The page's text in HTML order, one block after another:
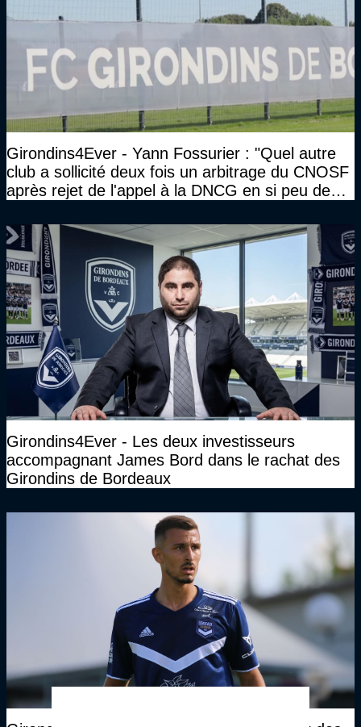
Girondins4Ever - Yann Fossurier : "Quel autre
club a sollicité deux fois un arbitrage du CNOSF
après rejet de l'appel à la DNCG en si peu de
Girondins4Ever - Les deux investisseurs
accompagnant James Bord dans le rachat des
Girondins de Bordeaux